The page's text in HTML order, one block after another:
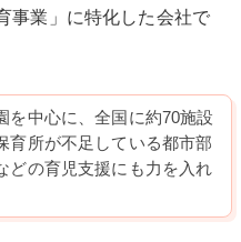
事業」に特化した会社で
を中心に、全国に約70施設
育所が不足している都市部
どの育児支援にも力を入れ